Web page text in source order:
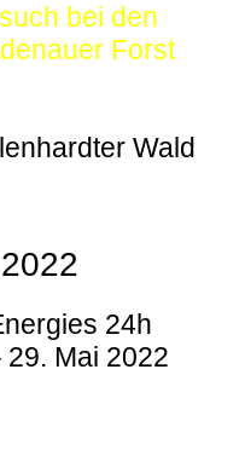
bei den
Forst
Wald
24h
Mai 2022